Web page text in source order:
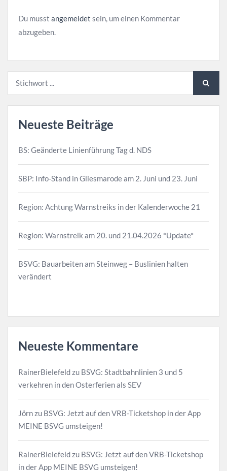
Du musst angemeldet sein, um einen Kommentar
abzugeben.
Neueste Beiträge
BS: Geänderte Linienführung Tag d. NDS
SBP: Info-Stand in Gliesmarode am 2. Juni und 23. Juni
Region: Achtung Warnstreiks in der Kalenderwoche 21
Region: Warnstreik am 20. und 21.04.2026 *Update*
BSVG: Bauarbeiten am Steinweg – Buslinien halten
verändert
Neueste Kommentare
RainerBielefeldzu BSVG: Stadtbahnlinien 3 und 5
verkehren in den Osterferien als SEV
Jörnzu BSVG: Jetzt auf den VRB-Ticketshop in der App
MEINE BSVG umsteigen!
RainerBielefeldzu BSVG: Jetzt auf den VRB-Ticketshop
in der App MEINE BSVG umsteigen!